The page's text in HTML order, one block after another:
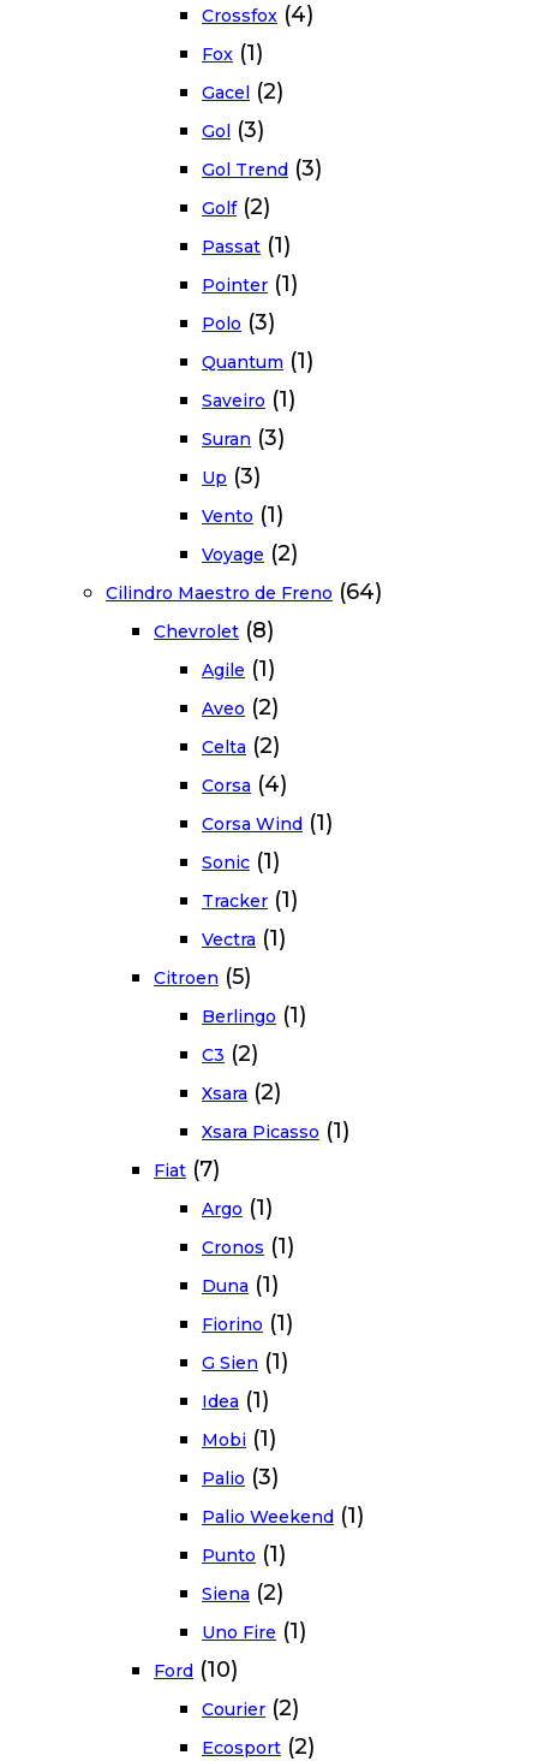
Crossfox (4)
Fox (1)
Gacel (2)
Gol (3)
Gol Trend (3)
Golf (2)
Passat (1)
Pointer (1)
Polo (3)
Quantum (1)
Saveiro (1)
Suran (3)
Up (3)
Vento (1)
Voyage (2)
Cilindro Maestro de Freno (64)
Chevrolet (8)
Agile (1)
Aveo (2)
Celta (2)
Corsa (4)
Corsa Wind (1)
Sonic (1)
Tracker (1)
Vectra (1)
Citroen (5)
Berlingo (1)
C3 (2)
Xsara (2)
Xsara Picasso (1)
Fiat (7)
Argo (1)
Cronos (1)
Duna (1)
Fiorino (1)
G Sien (1)
Idea (1)
Mobi (1)
Palio (3)
Palio Weekend (1)
Punto (1)
Siena (2)
Uno Fire (1)
Ford (10)
Courier (2)
Ecosport (2)